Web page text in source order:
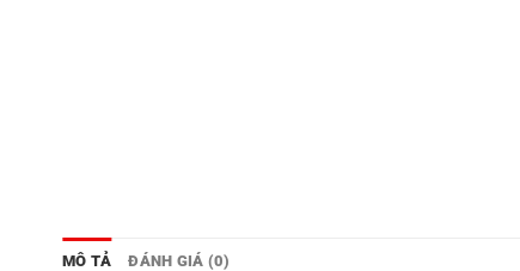
MÔ TẢ ĐÁNH GIÁ (0)